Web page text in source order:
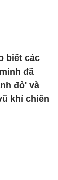
biết các
đã
đỏ' và
khí chiến